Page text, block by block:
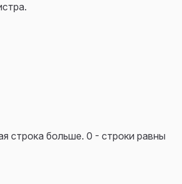
строка больше. 0 - строки равны